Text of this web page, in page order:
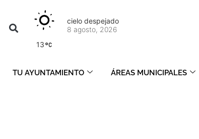
13
cielo despejado
8 agosto, 2026
TU AYUNTAMIENTO ÁREAS MUNICIPALES